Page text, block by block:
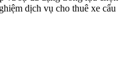
dịch vụ cho thuê xe cẩu